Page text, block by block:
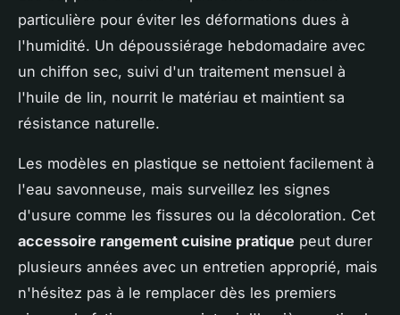
particulière pour éviter les déformations dues à
l'humidité. Un dépoussiérage hebdomadaire avec
un chiffon sec, suivi d'un traitement mensuel à
l'huile de lin, nourrit le matériau et maintient sa
résistance naturelle.
Les modèles en plastique se nettoient facilement à
l'eau savonneuse, mais surveillez les signes
d'usure comme les fissures ou la décoloration. Cet
accessoire rangement cuisine pratique peut durer
plusieurs années avec un entretien approprié, mais
n'hésitez pas à le remplacer dès les premiers